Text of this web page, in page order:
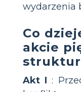
wydarzenia
Co
akcie
Akt I :